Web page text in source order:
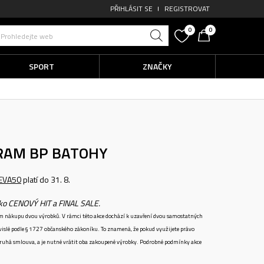
PŘIHLÁSIT SE REGISTROVAT
Prohledejte web
0 0
SPORT ZNAČKY
BP BATOHY
platí do 31. 8.
HIT a FINAL SALE.
nákupu dvou výrobků. V rámci této akce dochází k uzavření dvou samostatných
podle § 1727 občanského zákoníku. To znamená, že pokud využijete právo
smlouva, a je nutné vrátit oba zakoupené výrobky. Podrobné podmínky akce